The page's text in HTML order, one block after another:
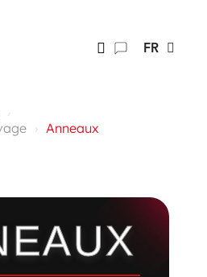
FR
Anneaux